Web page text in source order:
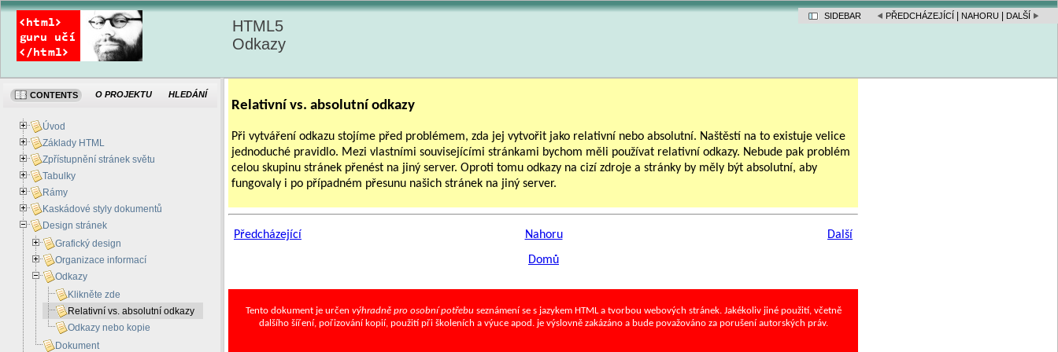
HTML5
Odkazy
SIDEBAR PŘEDCHÁZEJÍCÍ NAHORU DALŠÍ
Relativní vs. absolutní odkazy
Při vytváření odkazu stojíme před problémem, zda jej vytvořit jako relativní nebo absolutní. Naštěstí na to existuje velice
jednoduché pravidlo. Mezi vlastními souvisejícími stránkami bychom měli používat relativní odkazy. Nebude pak problém
celou skupinu stránek přenést na jiný server. Oproti tomu odkazy na cizí zdroje a stránky by měly být absolutní, aby
fungovaly i po případném přesunu našich stránek na jiný server.
Předcházející Nahoru
Další
Domů
Tento dokument je určen výhradně pro osobní potřebuseznámení se s jazykem HTML a tvorbou webových stránek. Jakékoliv jiné použití, včetně
dalšího šíření, pořizování kopií, použití při školeních a výuce apod. je výslovně zakázáno a bude považováno za porušení autorských práv.
CONTENTS O PROJEKTU HLEDÁNÍ
Úvod
Základy HTML
Zpřístupnění stránek světu
Tabulky
Rámy
Kaskádové styly dokumentů
Design stránek
Grafický design
Organizace informací
Odkazy
Klikněte zde
Relativní vs. absolutní odkazy
Odkazy nebo kopie
Dokument